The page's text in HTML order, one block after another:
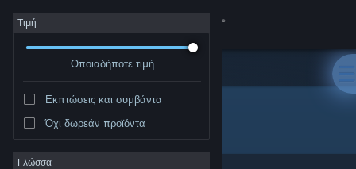
Σύνδεση
Κατάστημα
Σχετικά
Τιμή
Οποιαδήποτε τιμή
Εκπτώσεις και συμβάντα
Όχι δωρεάν προϊόντα
Γλώσσα
Εκδότης: Cool Computer Zone